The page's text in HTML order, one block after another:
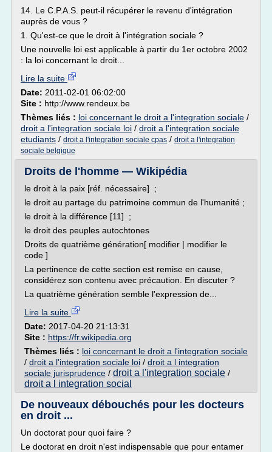
14. Le C.P.A.S. peut-il récupérer le revenu d'intégration
auprès de vous ?
1. Qu'est-ce que le droit à l'intégration sociale ?
Une nouvelle loi est applicable à partir du 1er octobre 2002
: la loi concernant le droit...
Lire la suite
Date: 2011-02-01 06:02:00
Site : http://www.rendeux.be
Thèmes liés : loi concernant le droit a l'integration sociale /
droit a l'integration sociale loi / droit a l'integration sociale
etudiants / droit a l'integration sociale cpas / droit a l'integration
sociale belgique
Droits de l'homme — Wikipédia
le droit à la paix [réf. nécessaire] ;
le droit au partage du patrimoine commun de l'humanité ;
le droit à la différence [11] ;
le droit des peuples autochtones
Droits de quatrième génération[ modifier | modifier le
code ]
La pertinence de cette section est remise en cause,
considérez son contenu avec précaution. En discuter ?
La quatrième génération semble l'expression de...
Lire la suite
Date: 2017-04-20 21:13:31
Site : https://fr.wikipedia.org
Thèmes liés : loi concernant le droit a l'integration sociale
/ droit a l'integration sociale loi / droit a l integration
sociale jurisprudence / droit a l'integration sociale /
droit a l integration social
De nouveaux débouchés pour les docteurs
en droit ...
Un doctorat pour quoi faire ?
Le doctorat en droit n'est indispensable que pour entamer